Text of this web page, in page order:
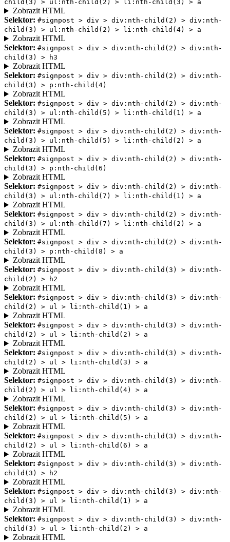
child(3) > ul:nth-child(2) > li:nth-child(3) > a
Zobrazit HTML
Selektor: #signpost > div > div:nth-child(2) > div:nth-
child(3) > ul:nth-child(2) > li:nth-child(4) > a
Zobrazit HTML
Selektor: #signpost > div > div:nth-child(2) > div:nth-
child(3) > h3
Zobrazit HTML
Selektor: #signpost > div > div:nth-child(2) > div:nth-
child(3) > p:nth-child(4)
Zobrazit HTML
Selektor: #signpost > div > div:nth-child(2) > div:nth-
child(3) > ul:nth-child(5) > li:nth-child(1) > a
Zobrazit HTML
Selektor: #signpost > div > div:nth-child(2) > div:nth-
child(3) > ul:nth-child(5) > li:nth-child(2) > a
Zobrazit HTML
Selektor: #signpost > div > div:nth-child(2) > div:nth-
child(3) > p:nth-child(6)
Zobrazit HTML
Selektor: #signpost > div > div:nth-child(2) > div:nth-
child(3) > ul:nth-child(7) > li:nth-child(1) > a
Zobrazit HTML
Selektor: #signpost > div > div:nth-child(2) > div:nth-
child(3) > ul:nth-child(7) > li:nth-child(2) > a
Zobrazit HTML
Selektor: #signpost > div > div:nth-child(2) > div:nth-
child(3) > p:nth-child(8) > a
Zobrazit HTML
Selektor: #signpost > div > div:nth-child(3) > div:nth-
child(2) > h2
Zobrazit HTML
Selektor: #signpost > div > div:nth-child(3) > div:nth-
child(2) > ul > li:nth-child(1) > a
Zobrazit HTML
Selektor: #signpost > div > div:nth-child(3) > div:nth-
child(2) > ul > li:nth-child(2) > a
Zobrazit HTML
Selektor: #signpost > div > div:nth-child(3) > div:nth-
child(2) > ul > li:nth-child(3) > a
Zobrazit HTML
Selektor: #signpost > div > div:nth-child(3) > div:nth-
child(2) > ul > li:nth-child(4) > a
Zobrazit HTML
Selektor: #signpost > div > div:nth-child(3) > div:nth-
child(2) > ul > li:nth-child(5) > a
Zobrazit HTML
Selektor: #signpost > div > div:nth-child(3) > div:nth-
child(2) > ul > li:nth-child(6) > a
Zobrazit HTML
Selektor: #signpost > div > div:nth-child(3) > div:nth-
child(3) > h2
Zobrazit HTML
Selektor: #signpost > div > div:nth-child(3) > div:nth-
child(3) > ul > li:nth-child(1) > a
Zobrazit HTML
Selektor: #signpost > div > div:nth-child(3) > div:nth-
child(3) > ul > li:nth-child(2) > a
Zobrazit HTML